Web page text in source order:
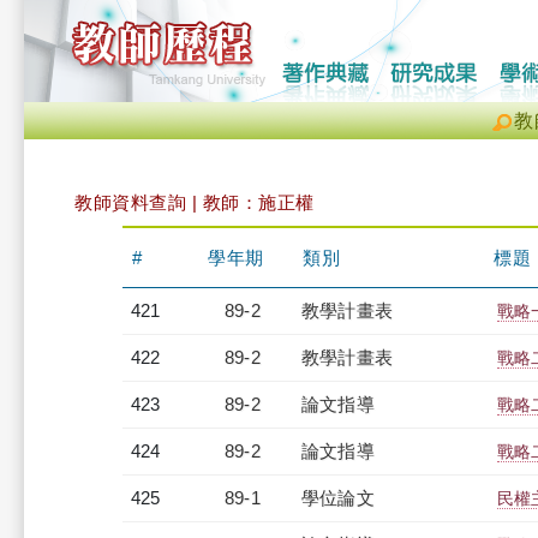
教
教師資料查詢 | 教師：施正權
# 學年期 類別 標題
421 89-2 教學計畫表 戰略
422 89-2 教學計畫表 戰略
423 89-2 論文指導 戰略
424 89-2 論文指導 戰略
425 89-1 學位論文 民